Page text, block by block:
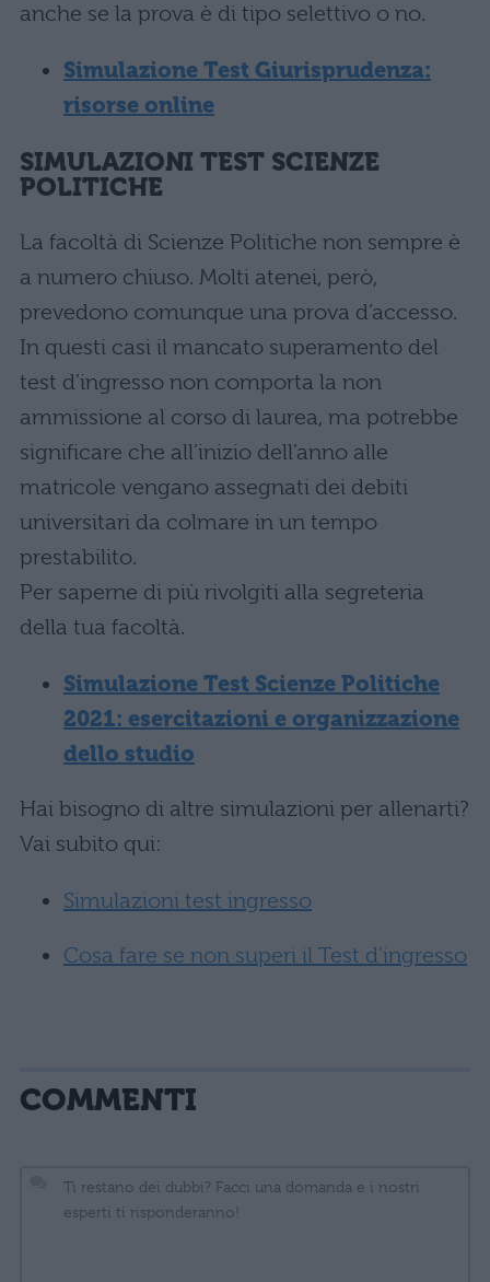
anche se la prova è di tipo selettivo o no.
Simulazione Test Giurisprudenza:
risorse online
SIMULAZIONI TEST SCIENZE
POLITICHE
La facoltà di Scienze Politiche non sempre è
a numero chiuso. Molti atenei, però,
prevedono comunque una prova d’accesso.
In questi casi il mancato superamento del
test d’ingresso non comporta la non
ammissione al corso di laurea, ma potrebbe
significare che all’inizio dell’anno alle
matricole vengano assegnati dei debiti
universitari da colmare in un tempo
prestabilito.
Per saperne di più rivolgiti alla segreteria
della tua facoltà.
Simulazione Test Scienze Politiche
2021: esercitazioni e organizzazione
dello studio
Hai bisogno di altre simulazioni per allenarti?
Vai subito qui:
Simulazioni test ingresso
Cosa fare se non superi il Test d’ingresso
COMMENTI